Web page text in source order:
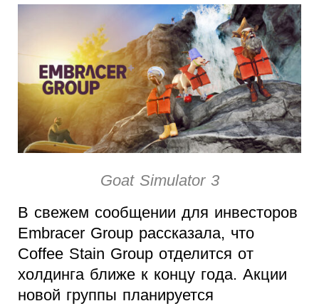
Goat Simulator 3
В свежем сообщении для инвесторов
Embracer Group рассказала, что
Coffee Stain Group отделится от
холдинга ближе к концу года. Акции
новой группы планируется